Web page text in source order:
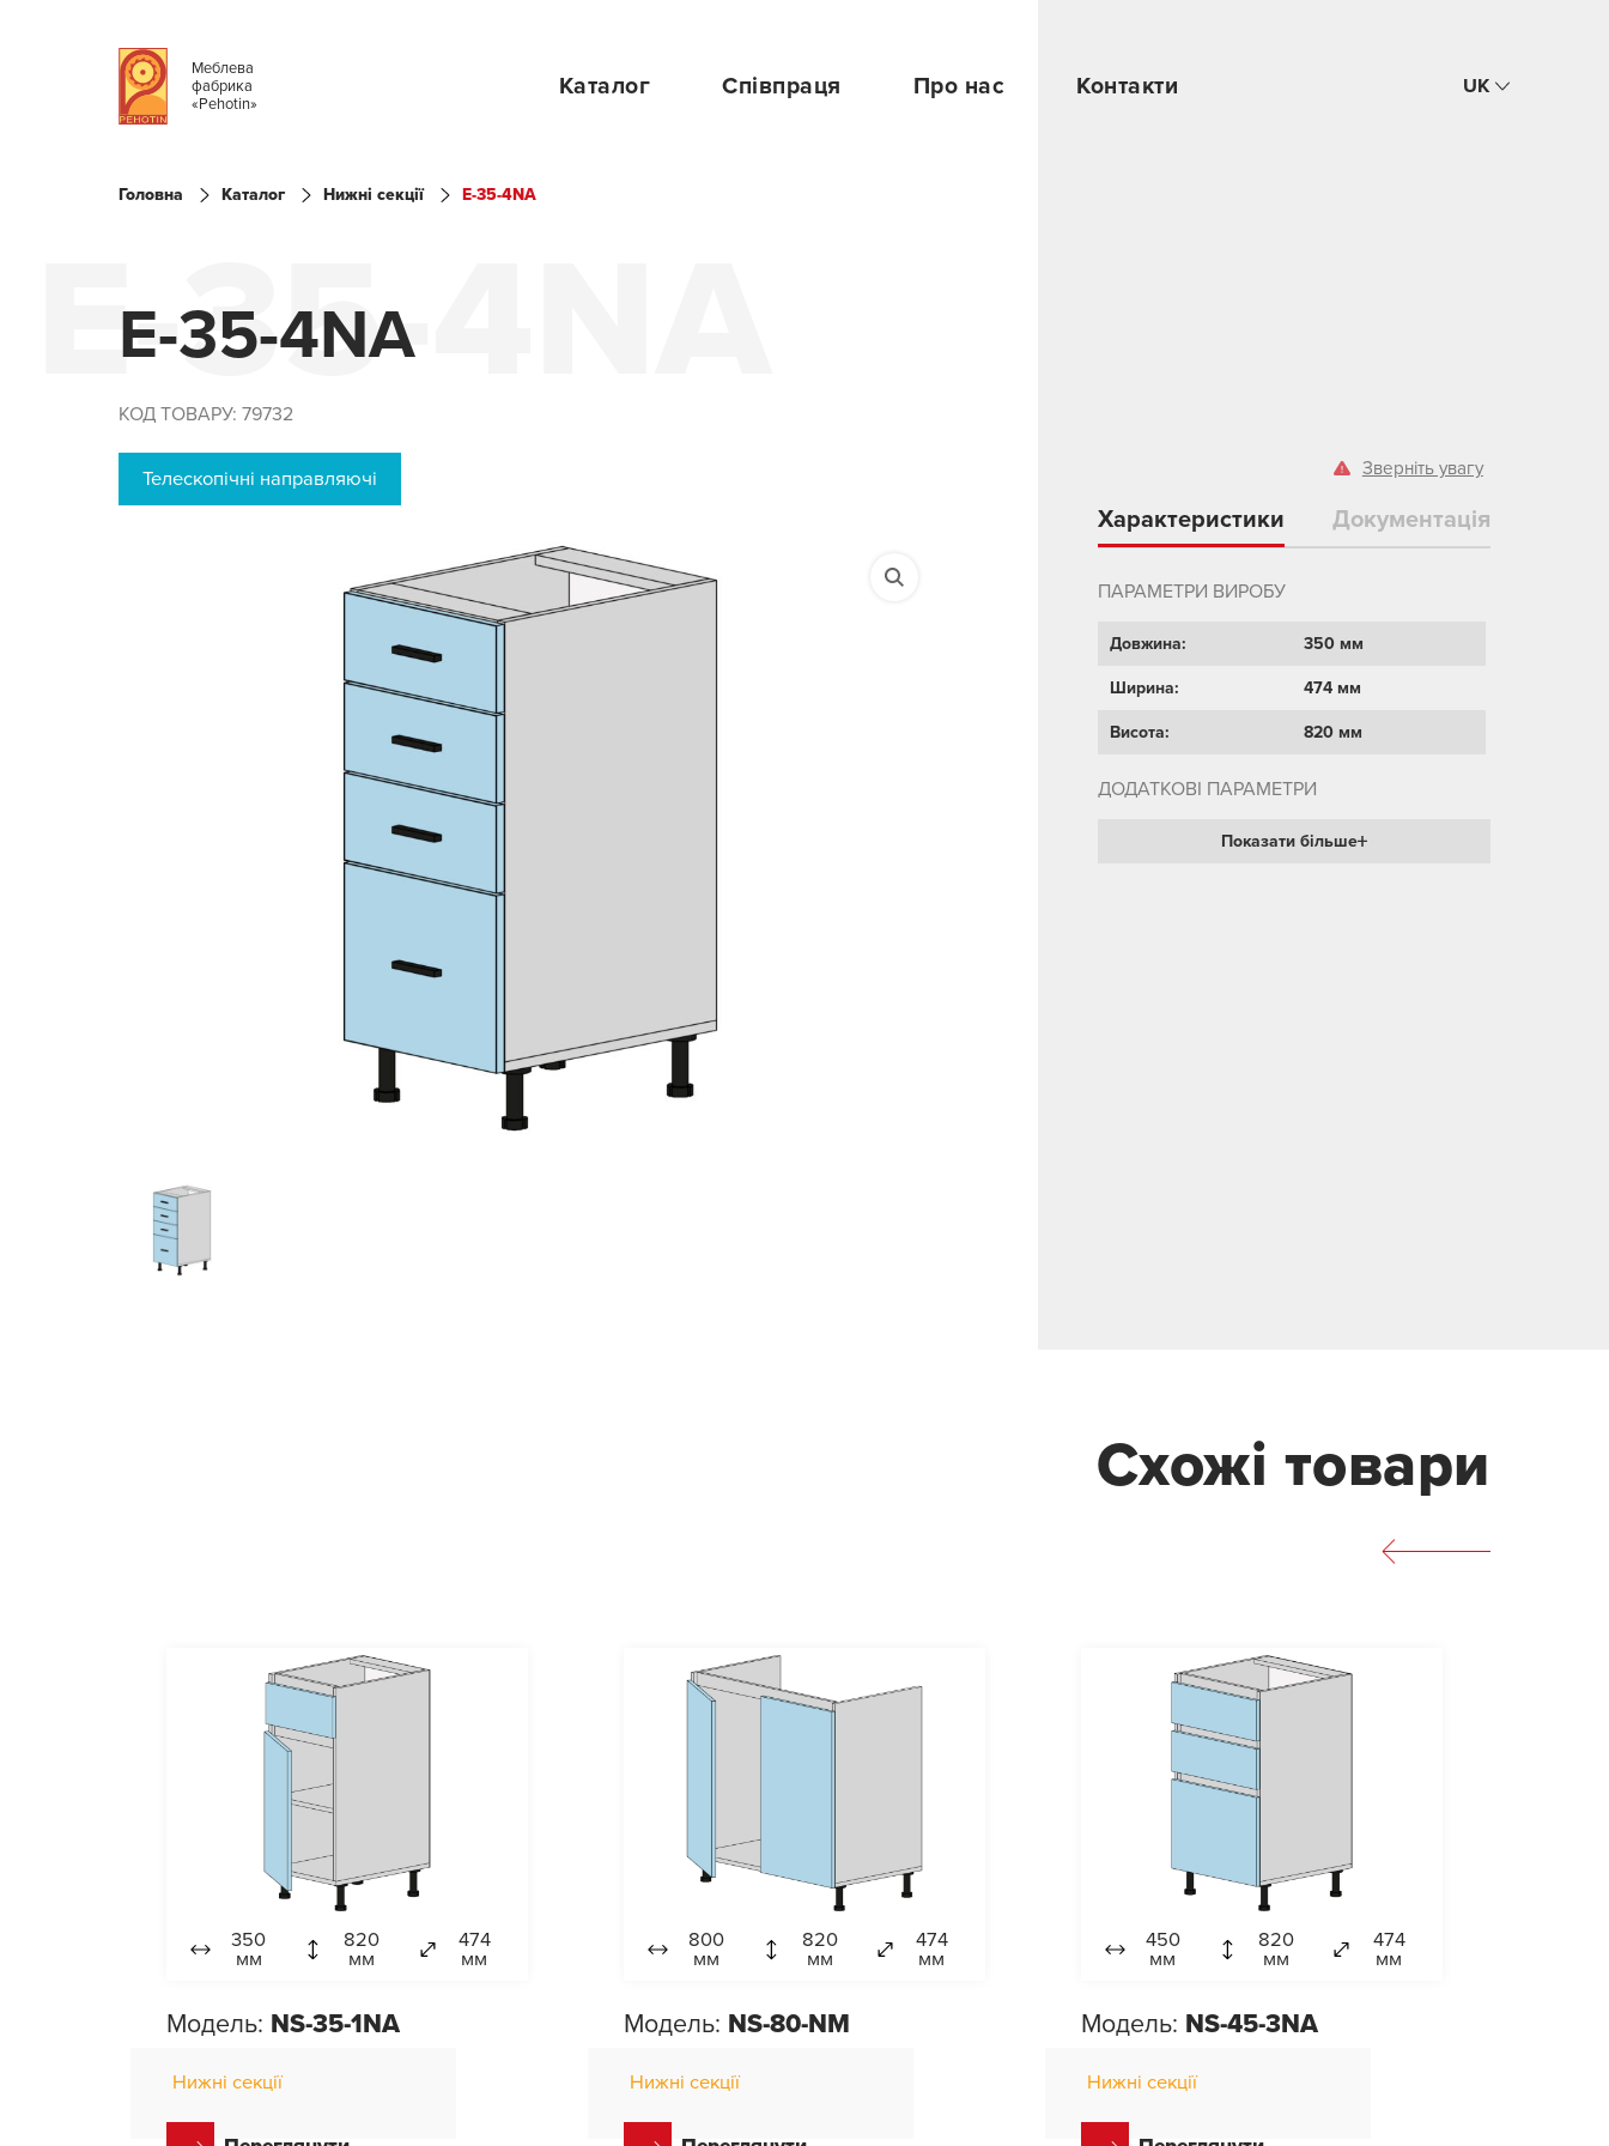
Меблева
фабрика
«Pehotin»
Каталог Співпраця Про нас Контакти UK
Головна Каталог Нижні секції E-35-4NA
E-35-4NA
E-35-4NA
КОД ТОВАРУ: 79732
Телескопічні направляючі Зверніть увагу
Характеристики Документація
ПАРАМЕТРИ ВИРОБУ
Довжина: 350 мм
Ширина: 474 мм
Висота: 820 мм
ДОДАТКОВІ ПАРАМЕТРИ
Показати більше
Схожі товари
350
мм
820
мм
474
мм
Модель: NS-35-1NA
Нижні секції
800
мм
820
мм
474
мм
Модель: NS-80-NM
Нижні секції
450
мм
820
мм
474
мм
Модель: NS-45-3NA
Нижні секції